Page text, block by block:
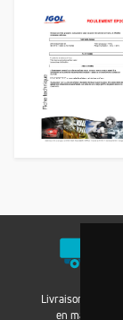
Livraison / Retrait
en magasin